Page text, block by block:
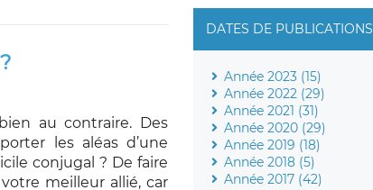
au contraire. Des
les aléas d’une
conjugal ? De faire
meilleur allié, car
DATES DE PUBLICATIONS
Année 2023 (15)
Année 2022 (29)
Année 2021 (31)
Année 2020 (29)
Année 2019 (18)
Année 2018 (5)
Année 2017 (42)